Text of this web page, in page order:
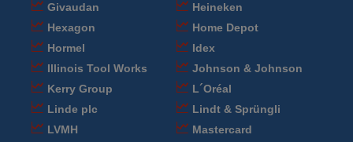
Givaudan
Heineken
Hexagon
Home Depot
Hormel
Idex
Illinois Tool Works
Johnson & Johnson
Kerry Group
L´Oréal
Linde plc
Lindt & Sprüngli
LVMH
Mastercard